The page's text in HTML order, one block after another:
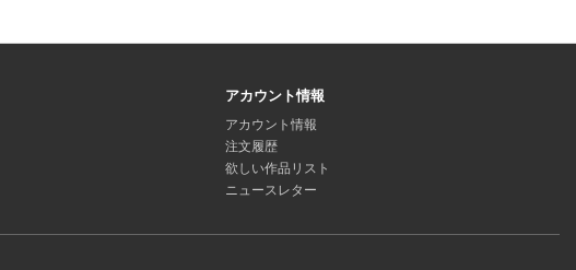
アカウント情報
アカウント情報
注文履歴
欲しい作品リスト
ニュースレター